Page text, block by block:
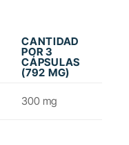
CANTIDAD
POR 3
CÁPSULAS
(792 MG)
300 mg